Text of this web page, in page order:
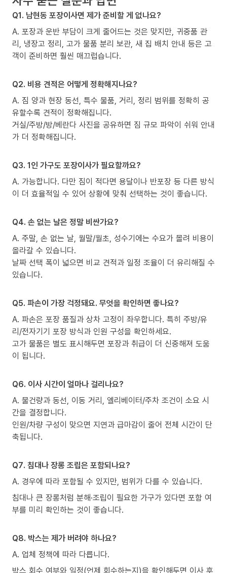
Q1. 남현동 포장이사면 제가 준비할 게 없나요?
A. 포장과 운반 부담이 크게 줄어드는 것은 맞지만, 귀중품 관
리, 냉장고 정리, 고가 물품 분리 보관, 새 집 배치 안내 등은 고
객이 준비하면 훨씬 매끄럽습니다.
Q2. 비용 견적은 어떻게 정확해지나요?
A. 짐 양과 현장 동선, 특수 물품, 거리, 정리 범위를 정확히 공
유할수록 견적이 정확해집니다.
거실/주방/방/베란다 사진을 공유하면 짐 규모 파악이 쉬워 안내
가 더 정확해집니다.
Q3. 1인 가구도 포장이사가 필요할까요?
A. 가능합니다. 다만 짐이 적다면 용달이나 반포장 등 다른 방식
이 더 효율적일 수 있어 상황에 맞춰 선택하는 것이 좋습니다.
Q4. 손 없는 날은 정말 비싼가요?
A. 주말, 손 없는 날, 월말/월초, 성수기에는 수요가 몰려 비용이
올라갈 수 있습니다.
날짜 선택 폭이 넓으면 비교 견적과 일정 조율이 더 유리해질 수
있습니다.
Q5. 파손이 가장 걱정돼요. 무엇을 확인하면 좋나요?
A. 파손은 포장 품질과 상차 고정이 좌우합니다. 특히 주방/유
리/전자기기 포장 방식과 인원 구성을 확인하세요.
고가 물품은 별도 표시해두면 포장과 취급이 더 신중해져 도움
이 됩니다.
Q6. 이사 시간이 얼마나 걸리나요?
A. 물건량과 동선, 이동 거리, 엘리베이터/주차 조건이 소요 시
간을 결정합니다.
인원/차량 구성이 맞으면 지연과 급마감이 줄어 전체 시간이 단
축됩니다.
Q7. 침대나 장롱 조립은 포함되나요?
A. 경우에 따라 포함될 수 있지만, 범위가 다를 수 있습니다.
침대나 큰 장롱처럼 분해·조립이 필요한 가구가 있다면 포함 여
부를 미리 확인하는 것이 좋습니다.
Q8. 박스는 제가 버려야 하나요?
A. 업체 정책에 따라 다릅니다.
박스 회수 여부와 일정(언제 회수하는지)을 확인해두면 이사 후